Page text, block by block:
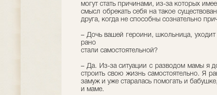
могут стать причинами, из-за которых
смысл обрекать себя на такое
друга, когда не способны сознательно
– Дочь вашей героини, школьница,
рано
стали самостоятельной?
– Да. Из-за ситуации с разводом мамы я
строить свою жизнь самостоятельно. Я
замуж и уже старалась помогать и
и маме.